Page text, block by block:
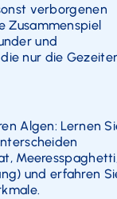
verborgenen
Zusammenspiel
und
nur die
Algen: Lernen
und erfahren